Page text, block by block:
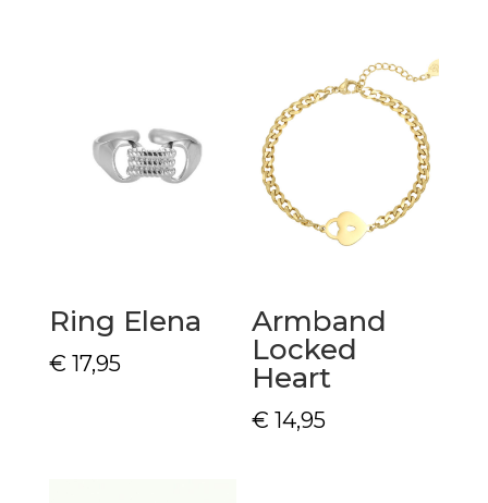
Ring Elena
€ 17,95
Armband
Locked
Heart
€ 14,95